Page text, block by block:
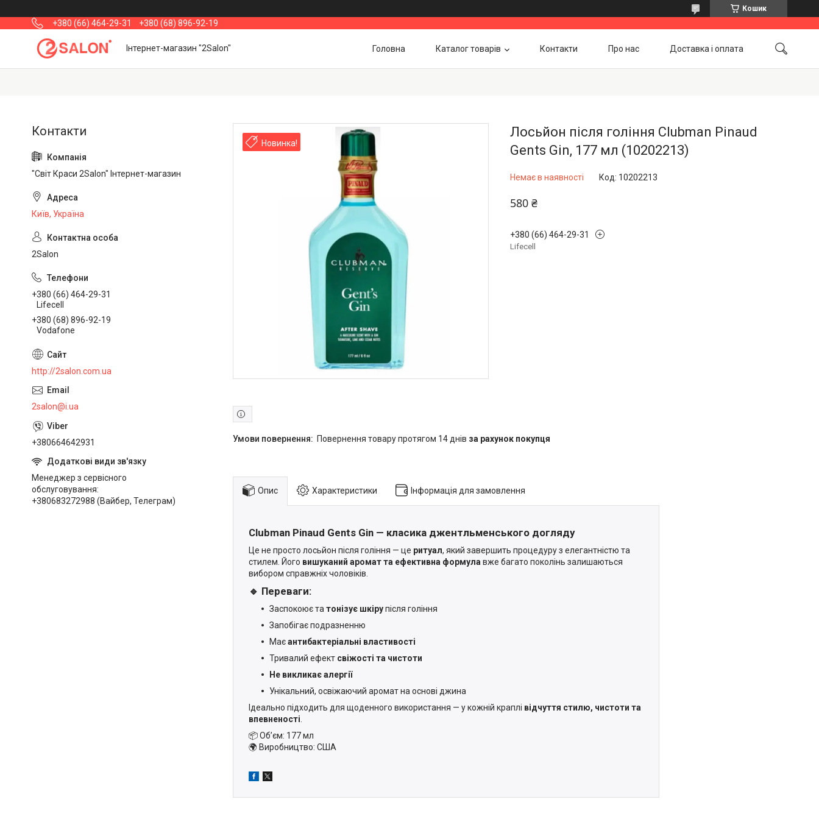
Кошик
+380 (66) 464-29-31 +380 (68) 896-92-19
Інтернет-магазин "2Salon" Головна Каталог товарів Контакти Про нас Доставка і оплата
Новинка!
Лосьйон після гоління Clubman Pinaud
Gents Gin, 177 мл (10202213)
Немає в наявності Код: 10202213
580 ₴
+380 (66) 464-29-31
Lifecell
повернення товару протягом 14 днів за рахунок покупця
Опис Характеристики Інформація для замовлення
Clubman Pinaud Gents Gin — класика джентльменського догляду
Це не просто лосьйон після гоління — це ритуал, який завершить процедуру з елегантністю та
стилем. Його вишуканий аромат та ефективна формула вже багато поколінь залишаються
вибором справжніх чоловіків.
🔹 Переваги:
Заспокоює та тонізує шкірупісля гоління
Запобігає подразненню
Маєантибактеріальні властивості
Тривалий ефект свіжості та чистоти
Не викликає алергії
Унікальний, освіжаючий аромат на основі джина
Ідеально підходить для щоденного використання — у кожній краплі відчуття стилю, чистоти та
впевненості
📦 Обʼєм: 177 мл
🌍 Виробництво: США
"Світ Краси 2Salon" Інтернет-магазин
Київ, Україна
2Salon
+380 (66) 464-29-31
Lifecell
+380 (68) 896-92-19
Vodafone
http://2salon.com.ua
2salon@i.ua
+380664642931
Менеджер з сервісного
обслуговування
+380683272988 (Вайбер, Телеграм)